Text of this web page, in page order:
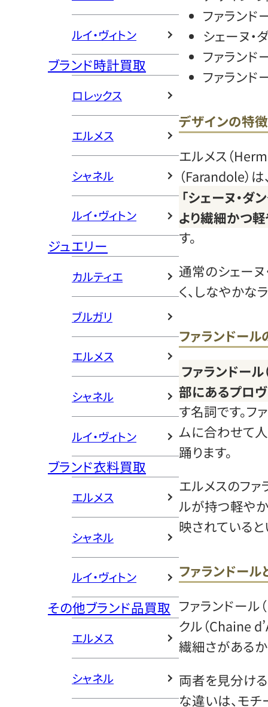
ルイ・ヴィトン
ブランド時計買取
ロレックス
エルメス
シャネル
ルイ・ヴィトン
ジュエリー
カルティエ
ブルガリ
エルメス
シャネル
ルイ・ヴィトン
ブランド衣料買取
エルメス
シャネル
ルイ・ヴィトン
その他ブランド品買取
エルメス
シャネル
ファランド
シェーヌ・
ファランド
ファランド
デザインの特徴
エルメス（
（Farandole）
「シェーヌ・ダ
より繊細かつ
す。
通常のシェーヌ
く、しなやかな
ファランドー
ファランドー
部にあるプロ
す名詞です。フ
ムに合わせて
踊ります。
エルメスのファ
ルが持つ軽や
映されていると
ファランドール
ファランドール
クル（Chaine
繊細さがあるか
両者を見分け
な違いは、モチ